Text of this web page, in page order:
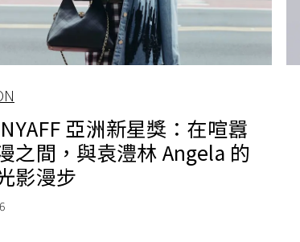
亞洲新星獎：在喧囂
之間，與袁澧林 Angela 的
影漫步